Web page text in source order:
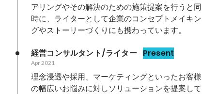
アリングやその解決のための施策提案を行うと同
時に、ライターとして企業のコンセプトメイキン
グやストーリーづくりにも携わっています。
経営コンサルタント/ライター Present
Apr 2021
理念浸透や採用、マーケティングといったお客様
の幅広いお悩みに対しソリューションを提案して